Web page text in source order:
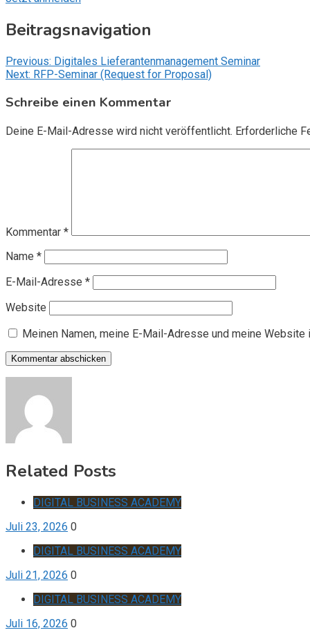
Beitragsnavigation
Previous: Digitales Lieferantenmanagement Seminar
Next: RFP-Seminar (Request for Proposal)
Schreibe einen Kommentar
Deine E-Mail-Adresse wird nicht veröffentlicht. Erforderliche
Kommentar *
Name *
E-Mail-Adresse *
Website
Meinen Namen, meine E-Mail-Adresse und meine
Related Posts
DIGITAL BUSINESS ACADEMY
Juli 23, 2026 0
DIGITAL BUSINESS ACADEMY
Juli 21, 2026 0
DIGITAL BUSINESS ACADEMY
Juli 16, 2026 0